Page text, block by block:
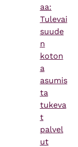
aa:
Tulevai
suude
n
koton
a
asumis
ta
tukeva
t
palvel
ut